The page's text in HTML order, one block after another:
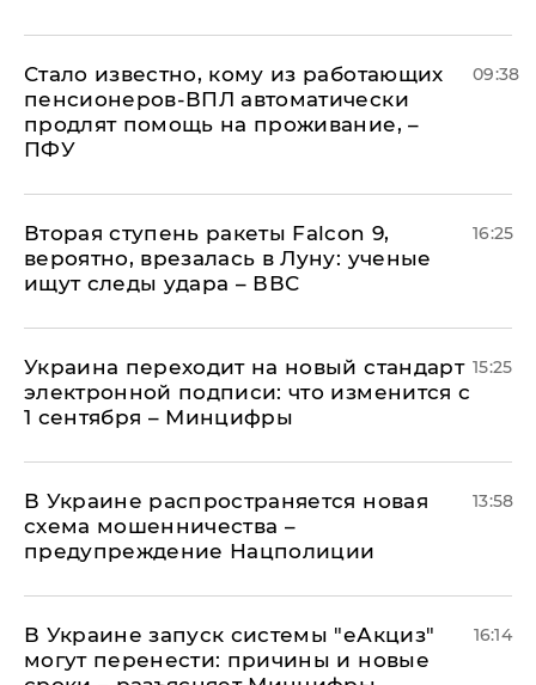
Стало известно, кому из работающих
пенсионеров-ВПЛ автоматически
продлят помощь на проживание, –
ПФУ
09:38
Вторая ступень ракеты Falcon 9,
вероятно, врезалась в Луну: ученые
ищут следы удара – ВВС
16:25
Украина переходит на новый стандарт
электронной подписи: что изменится с
1 сентября – Минцифры
15:25
В Украине распространяется новая
схема мошенничества –
предупреждение Нацполиции
13:58
В Украине запуск системы "еАкциз"
могут перенести: причины и новые
16:14